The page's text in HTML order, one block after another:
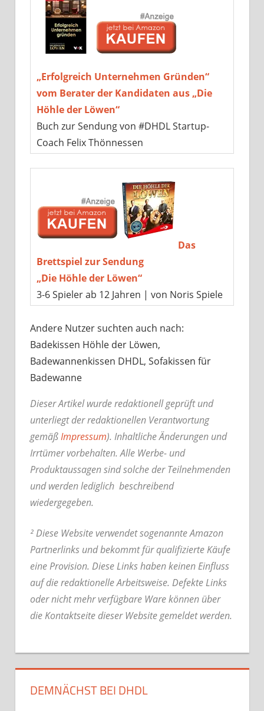
„Erfolgreich Unternehmen Gründen“
vom Berater der Kandidaten aus „Die
Höhle der Löwen“
Buch zur Sendung von #DHDL Startup-
Coach Felix Thönnessen
Das
Brettspiel zur Sendung
„Die Höhle der Löwen“
3-6 Spieler ab 12 Jahren | von Noris Spiele
Andere Nutzer suchten auch nach:
Badekissen Höhle der Löwen,
Badewannenkissen DHDL, Sofakissen für
Badewanne
Dieser Artikel wurde redaktionell geprüft und
unterliegt der redaktionellen Verantwortung
gemäßImpressum). Inhaltliche Änderungen und
Irrtümer vorbehalten. Alle Werbe- und
Produktaussagen sind solche der Teilnehmenden
und werden lediglich beschreibend
wiedergegeben.
² Diese Website verwendet sogenannte Amazon
Partnerlinks und bekommt für qualifizierte Käufe
eine Provision. Diese Links haben keinen Einfluss
auf die redaktionelle Arbeitsweise. Defekte Links
oder nicht mehr verfügbare Ware können über
die Kontaktseite dieser Website gemeldet werden.
DEMNÄCHST BEI DHDL